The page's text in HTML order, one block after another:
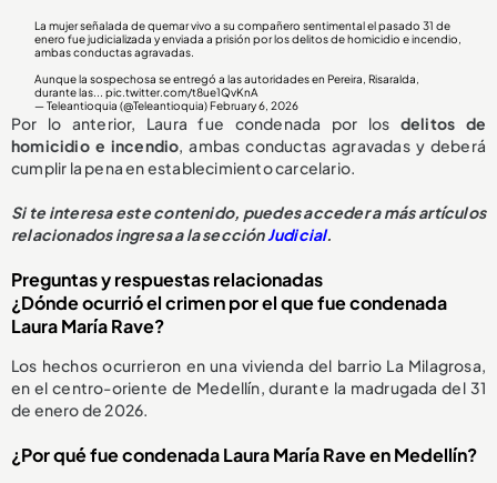
La mujer señalada de quemar vivo a su compañero sentimental el pasado 31 de
enero fue judicializada y enviada a prisión por los delitos de homicidio e incendio,
ambas conductas agravadas.
Aunque la sospechosa se entregó a las autoridades en Pereira, Risaralda,
durante las...pic.twitter.com/t8ue1QvKnA
— Teleantioquia (@Teleantioquia) February 6, 2026
Por lo anterior, Laura fue condenada por los delitos de
homicidio e incendio, ambas conductas agravadas y deberá
cumplir la pena en establecimiento carcelario.
Si te interesa este contenido, puedes acceder a más artículos
relacionados ingresa a la secciónJudicial.
Preguntas y respuestas relacionadas
¿Dónde ocurrió el crimen por el que fue condenada
Laura María Rave?
Los hechos ocurrieron en una vivienda del barrio La Milagrosa,
en el centro-oriente de Medellín, durante la madrugada del 31
de enero de 2026.
¿Por qué fue condenada Laura María Rave en Medellín?